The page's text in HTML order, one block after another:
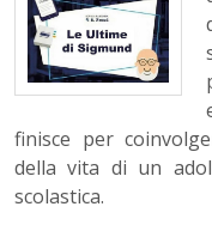
finisce per
della vita di un
scolastica.